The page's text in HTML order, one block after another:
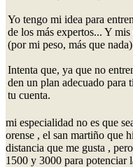
Yo tengo mi idea para
de los más expertos... Y
(por mi peso, más que
Intenta que, ya que no
den un plan adecuado para
tu cuenta.
mi especialidad no es que
orense , el san martiño que
distancia que me gusta ,
1500 y 3000 para potenciar